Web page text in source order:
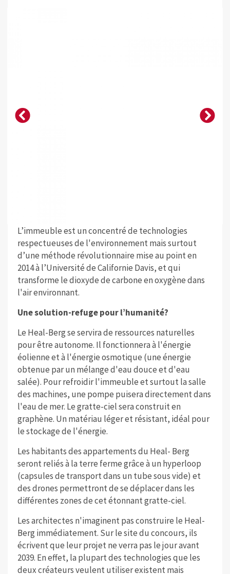
L’immeuble est un concentré de technologies
respectueuses de l'environnement mais surtout
d’une méthode révolutionnaire mise au point en
2014 à l’Université de Californie Davis, et qui
transforme le dioxyde de carbone en oxygène dans
l'air environnant.
Une solution-refuge pour l’humanité?
Le Heal-Berg se servira de ressources naturelles
pour être autonome. Il fonctionnera à l'énergie
éolienne et à l'énergie osmotique (une énergie
obtenue par un mélange d'eau douce et d'eau
salée). Pour refroidir l'immeuble et surtout la salle
des machines, une pompe puisera directement dans
l'eau de mer. Le gratte-ciel sera construit en
graphène. Un matériau léger et résistant, idéal pour
le stockage de l'énergie.
Les habitants des appartements du Heal- Berg
seront reliés à la terre ferme grâce à un hyperloop
(capsules de transport dans un tube sous vide) et
des drones permettront de se déplacer dans les
différentes zones de cet étonnant gratte-ciel.
Les architectes n'imaginent pas construire le Heal-
Berg immédiatement. Sur le site du concours, ils
écrivent que leur projet ne verra pas le jour avant
2039. En effet, la plupart des technologies que les
deux créateurs veulent utiliser existent mais